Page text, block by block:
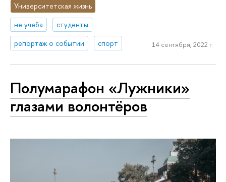
Университетская жизнь
не учеба
студенты
репортаж о событии
спорт 14 сентября, 2022 г.
Полумарафон «Лужники»
глазами волонтёров